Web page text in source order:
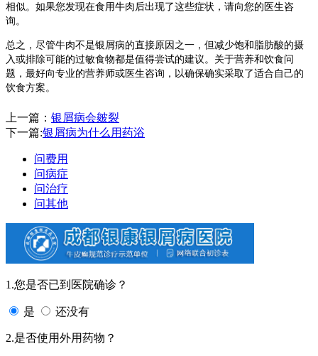
相似。如果您发现在食用牛肉后出现了这些症状，请向您的医生咨
询。
总之，尽管牛肉不是银屑病的直接原因之一，但减少饱和脂肪酸的摄
入或排除可能的过敏食物都是值得尝试的建议。关于营养和饮食问
题，最好向专业的营养师或医生咨询，以确保确实采取了适合自己的
饮食方案。
上一篇： 银屑病会皴裂
下一篇:银屑病为什么用药浴
问费用
问病症
问治疗
问其他
1.您是否已到医院确诊？
是 还没有
2.是否使用外用药物？